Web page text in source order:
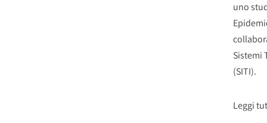
uno
Sistemi
(SITI).
Leggi